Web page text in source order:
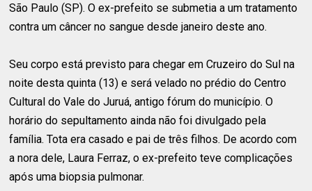
São Paulo (SP). O ex-prefeito se submetia a um tratamento
contra um câncer no sangue desde janeiro deste ano.
Seu corpo está previsto para chegar em Cruzeiro do Sul na
noite desta quinta (13) e será velado no prédio do Centro
Cultural do Vale do Juruá, antigo fórum do município. O
horário do sepultamento ainda não foi divulgado pela
família. Tota era casado e pai de três filhos. De acordo com
a nora dele, Laura Ferraz, o ex-prefeito teve complicações
após uma biopsia pulmonar.